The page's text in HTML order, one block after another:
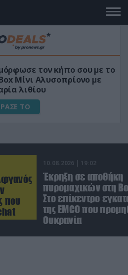
τον κήπο σου με το
Μίνι Αλυσοπρίονο με
λιθίου
ΤΟ
που
10.08.2026 | 19:02
Έκρηξη σε αποθήκη
πυρομαχικών στη
Στο επίκεντρο
της EMCO που
Ουκρανία